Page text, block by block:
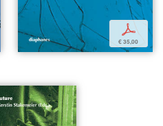
p
€ 35,00